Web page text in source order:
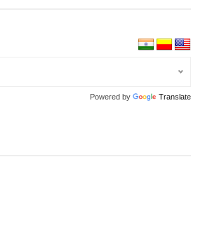
Powered by Translate